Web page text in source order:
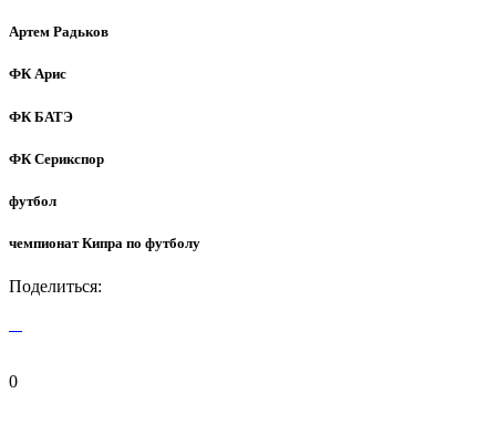
Артем Радьков
ФК Арис
ФК БАТЭ
ФК Серикспор
футбол
чемпионат Кипра по футболу
Поделиться:
0